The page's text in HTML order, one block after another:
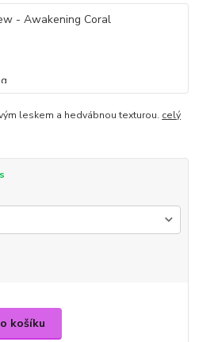
leskem a hedvábnou texturou. celý
košíku